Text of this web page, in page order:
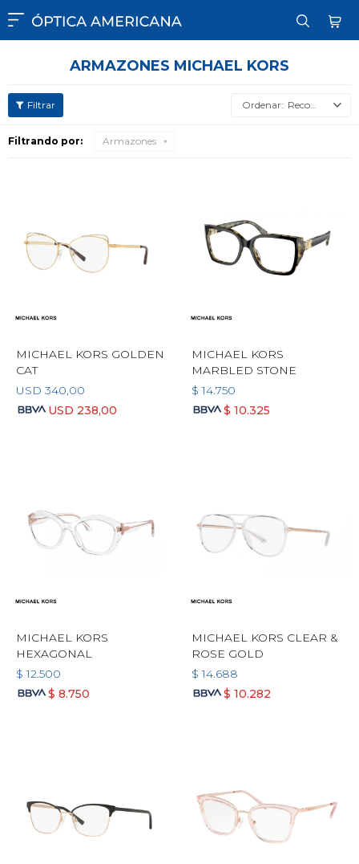

ARMAZONES MICHAEL KORS
Recomendados
Filtrando por: Armazones
MICHAEL KORS GOLDEN
CAT
USD 340,00
USD 238,00
MICHAEL KORS
MARBLED STONE
$ 14.750
$ 10.325
MICHAEL KORS
HEXAGONAL
$ 12.500
$ 8.750
MICHAEL KORS CLEAR &
ROSE GOLD
$ 14.688
$ 10.282